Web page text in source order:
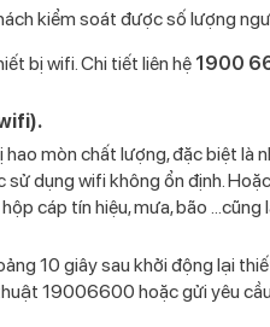
kiểm soát được số lượng
bị wifi. Chi tiết liên hệ 1900
mòn chất lượng, đặc biệt là
dụng wifi không ổn định.
cáp tín hiệu, mưa, bão
10 giây sau khởi động lại
19006600 hoặc gửi yêu